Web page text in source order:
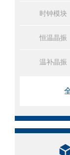
时钟模块
恒温晶振
温补晶振